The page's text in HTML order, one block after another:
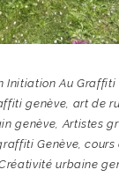
Initiation Au Graffiti
genève, art de
genève,Artistes
Genève,cours
urbaine